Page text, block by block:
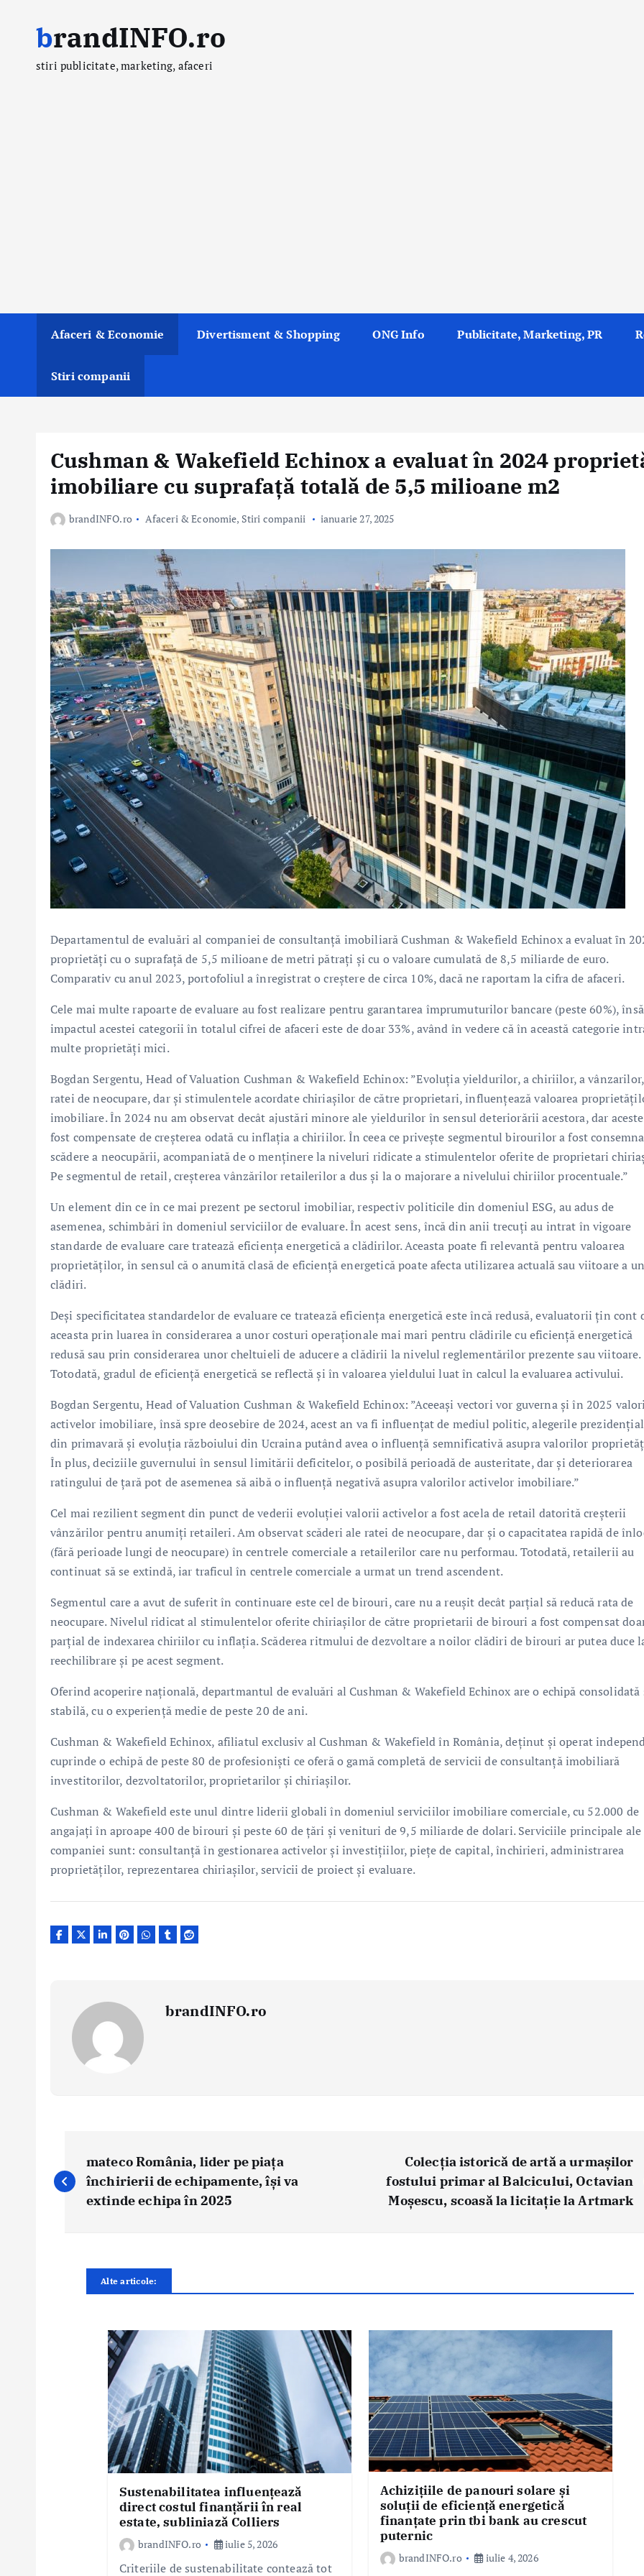
brandINFO.ro
stiri publicitate, marketing, afaceri
Afaceri & Economie Divertisment & Shopping ONG Info Publicitate, Marketing, PR
Stiri companii
Cushman & Wakefield Echinox a evaluat în 2024
imobiliare cu suprafață totală de 5,5 milioane m2
brandINFO.ro Afaceri & Economie, Stiri companii ianuarie 27, 2025
Departamentul de evaluări al companiei de consultanţă imobiliară Cushman & Wakefield Echinox a evaluat ȋn
proprietăţi cu o suprafață de 5,5 milioane de metri pătrați şi cu o valoare cumulată de 8,5 miliarde de euro.
Comparativ cu anul 2023, portofoliul a înregistrat o creștere de circa 10%, dacă ne raportam la cifra de afaceri.
Cele mai multe rapoarte de evaluare au fost realizare pentru garantarea împrumuturilor bancare (peste 60%), însă
impactul acestei categorii în totalul cifrei de afaceri este de doar 33%, având în vedere că în această categorie
multe proprietăți mici.
Bogdan Sergentu, Head of Valuation Cushman & Wakefield Echinox: ”Evoluția yieldurilor, a chiriilor, a
ratei de neocupare, dar și stimulentele acordate chiriașilor de către proprietari, influențează valoarea
imobiliare. În 2024 nu am observat decât ajustări minore ale yieldurilor în sensul deteriorării acestora, dar
fost compensate de creșterea odată cu inflația a chiriilor. În ceea ce privește segmentul birourilor a fost
scădere a neocupării, acompaniată de o menținere la niveluri ridicate a stimulentelor oferite de proprietari
Pe segmentul de retail, creșterea vânzărilor retailerilor a dus și la o majorare a nivelului chiriilor procentuale.”
Un element din ce în ce mai prezent pe sectorul imobiliar, respectiv politicile din domeniul ESG, au adus de
asemenea, schimbări în domeniul serviciilor de evaluare. În acest sens, încă din anii trecuți au intrat în vigoare
standarde de evaluare care tratează eficiența energetică a clădirilor. Aceasta poate fi relevantă pentru valoarea
proprietăților, în sensul că o anumită clasă de eficiență energetică poate afecta utilizarea actuală sau viitoare a
clădiri.
Deși specificitatea standardelor de evaluare ce tratează eficiența energetică este încă redusă, evaluatorii țin cont
aceasta prin luarea în considerarea a unor costuri operaționale mai mari pentru clădirile cu eficiență energetică
redusă sau prin considerarea unor cheltuieli de aducere a clădirii la nivelul reglementărilor prezente sau viitoare.
Totodată, gradul de eficiență energetică se reflectă și în valoarea yieldului luat în calcul la evaluarea activului.
Bogdan Sergentu, Head of Valuation Cushman & Wakefield Echinox: ”Aceeași vectori vor guverna și în 2025
activelor imobiliare, însă spre deosebire de 2024, acest an va fi influențat de mediul politic, alegerile
din primavară și evoluția războiului din Ucraina putând avea o influență semnificativă asupra valorilor
În plus, deciziile guvernului în sensul limitării deficitelor, o posibilă perioadă de austeritate, dar și deteriorarea
ratingului de țară pot de asemenea să aibă o influență negativă asupra valorilor activelor imobiliare.”
Cel mai rezilient segment din punct de vederii evoluției valorii activelor a fost acela de retail datorită creșterii
vânzărilor pentru anumiți retaileri. Am observat scăderi ale ratei de neocupare, dar și o capacitatea rapidă de
(fără perioade lungi de neocupare) în centrele comerciale a retailerilor care nu performau. Totodată, retailerii au
continuat să se extindă, iar traficul în centrele comerciale a urmat un trend ascendent.
Segmentul care a avut de suferit în continuare este cel de birouri, care nu a reușit decât parțial să reducă rata de
neocupare. Nivelul ridicat al stimulentelor oferite chiriașilor de către proprietarii de birouri a fost compensat
parțial de indexarea chiriilor cu inflația. Scăderea ritmului de dezvoltare a noilor clădiri de birouri ar putea duce
reechilibrare și pe acest segment.
Oferind acoperire națională, departmantul de evaluări al Cushman & Wakefield Echinox are o echipă consolidată
stabilă, cu o experiență medie de peste 20 de ani.
Cushman & Wakefield Echinox, afiliatul exclusiv al Cushman & Wakefield în România, deținut și operat
cuprinde o echipă de peste 80 de profesioniști ce oferă o gamă completă de servicii de consultanţă imobiliară
investitorilor, dezvoltatorilor, proprietarilor și chiriașilor.
Cushman & Wakefield este unul dintre liderii globali în domeniul serviciilor imobiliare comerciale, cu 52.000 de
angajați în aproape 400 de birouri și peste 60 de țări și venituri de 9,5 miliarde de dolari. Serviciile principale ale
companiei sunt: consultanță în gestionarea activelor şi investițiilor, piețe de capital, închirieri, administrarea
proprietăților, reprezentarea chiriașilor, servicii de proiect și evaluare.
brandINFO.ro
v
mateco România, lider pe piața
închirierii de echipamente, își va
extinde echipa în 2025
Colecția istorică de artă a urmașilor
fostului primar al Balcicului, Octavian
Moșescu, scoasă la licitație la Artmark
Alte articole:
Sustenabilitatea influențează
direct costul finanțării în real
estate, subliniază Colliers
brandINFO.ro iulie 5, 2026
Criteriile de sustenabilitate contează tot
Achizițiile de panouri solare și
soluții de eficiență energetică
finanțate prin tbi bank au crescut
puternic
brandINFO.ro iulie 4, 2026